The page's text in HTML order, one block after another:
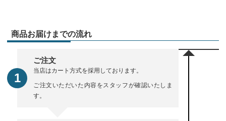
商品お届けまでの流れ
ご注文
当店はカート方式を採用しております。
ご注文いただいた内容をスタッフが確認いたしま
す。